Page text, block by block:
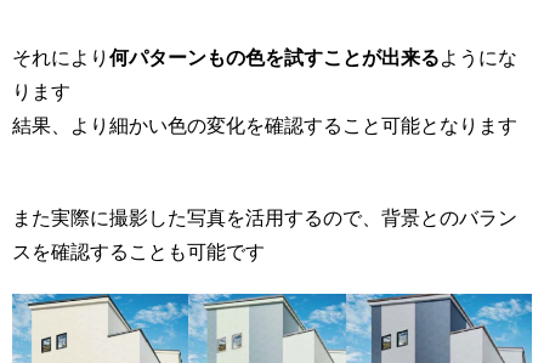
それにより 何パターンもの色を試すことが出来るようにな
ります
結果、より細かい色の変化を確認すること可能となります
また実際に撮影した写真を活用するので、背景とのバラン
スを確認することも可能です